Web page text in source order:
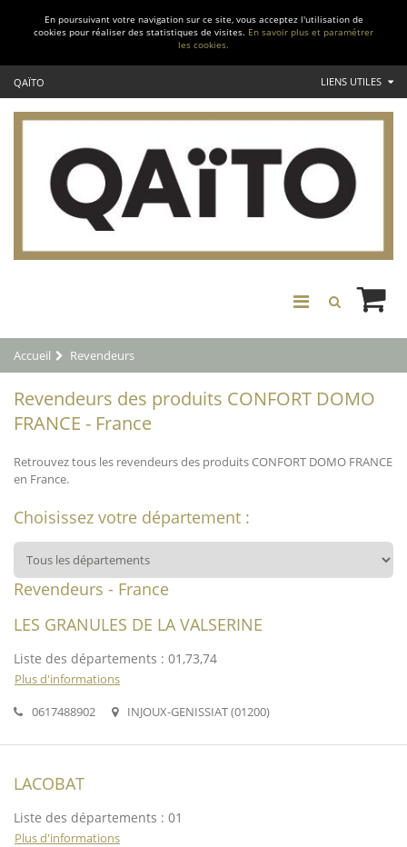
En poursuivant votre navigation sur ce site, vous acceptez l'utilisation de
cookies pour réaliser des statistiques de visites. En savoir plus et paramétrer
les cookies.
QAÏTO LIENS UTILES
Accueil Revendeurs
Revendeurs des produits CONFORT DOMO
FRANCE - France
Retrouvez tous les revendeurs des produits CONFORT DOMO FRANCE
en France.
Choisissez votre département :
Revendeurs - France
LES GRANULES DE LA VALSERINE
Liste des départements : 01,73,74
Plus d'informations
0617488902
INJOUX-GENISSIAT (01200)
LACOBAT
Liste des départements : 01
Plus d'informations